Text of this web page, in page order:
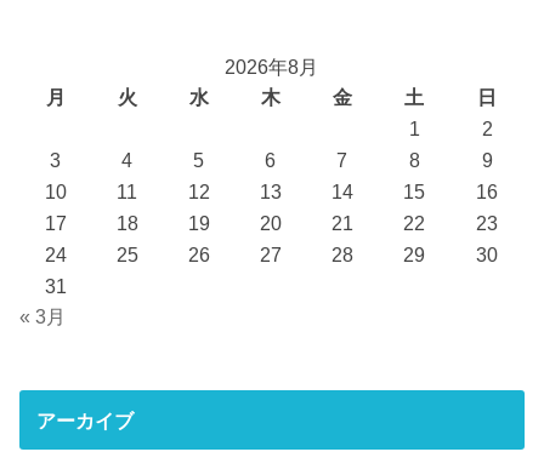
2026年8月
月
火 水 木 金 土
日
1
2
3
4 5 6 7 8
9
10
11 12 13 14 15
16
17
18 19 20 21 22
23
24
25 26 27 28 29
30
31
« 3月
アーカイブ